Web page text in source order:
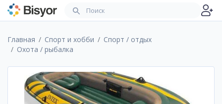
Главная Спорт и хобби
Спорт / отдых
Охота / рыбалка